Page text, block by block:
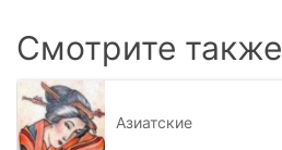
Смотрите также
Азиатские